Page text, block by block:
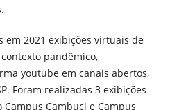
em 2021 exibições virtuais de
pandêmico,
youtube em canais abertos,
Foram realizadas 3 exibições
Cambuci e Campus